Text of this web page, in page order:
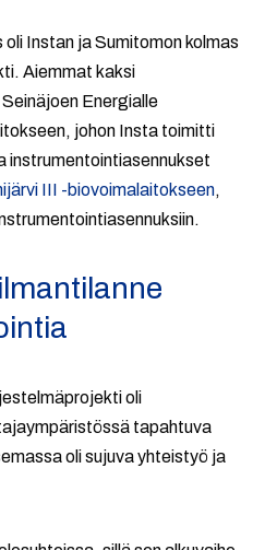
oli Instan ja Sumitomon kolmas
Aiemmat kaksi
Energialle
johon Insta toimitti
instrumentointiasennukset
III -biovoimalaitokseen,
oli
tapahtuva
oli sujuva yhteistyö ja